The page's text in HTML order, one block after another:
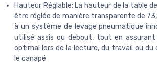
Hauteur Réglable: La hauteur de la table
être réglée de manière transparente de
à un système de levage pneumatique
utilisé assis ou debout, tout en
optimal lors de la lecture, du travail ou
le canapé